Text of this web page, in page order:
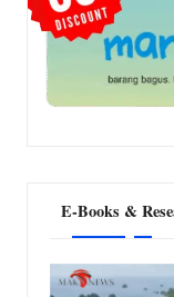
E-Books &